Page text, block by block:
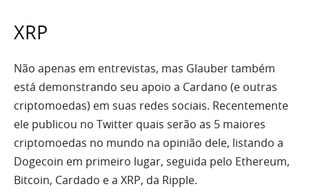
XRP
Não apenas em entrevistas, mas Glauber também
está demonstrando seu apoio a Cardano (e outras
criptomoedas) em suas redes sociais. Recentemente
ele publicou no Twitter quais serão as 5 maiores
criptomoedas no mundo na opinião dele, listando a
Dogecoin em primeiro lugar, seguida pelo Ethereum,
Bitcoin, Cardado e a XRP, da Ripple.